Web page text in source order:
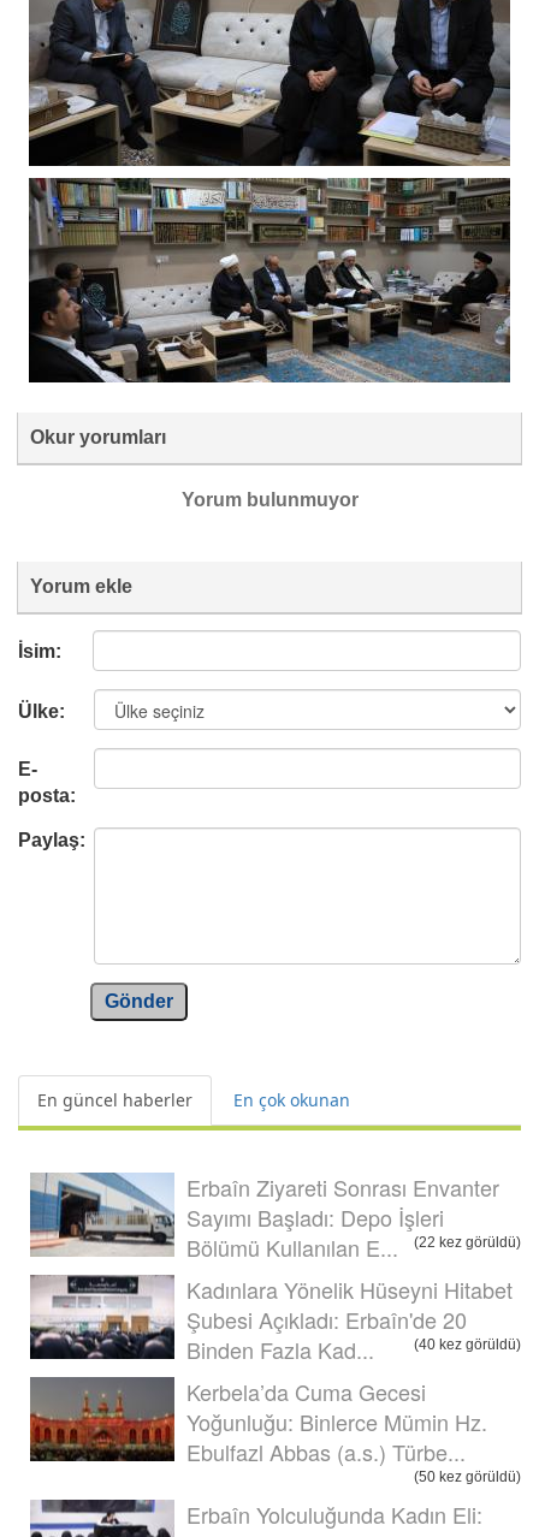
Okur yorumları
Yorum bulunmuyor
Yorum ekle
İsim:
Ülke:
E-
posta:
Paylaş:
Gönder
En güncel haberler En çok okunan
Erbaîn Ziyareti Sonrası Envanter
Sayımı Başladı: Depo İşleri
Bölümü Kullanılan E...
(22 kez görüldü)
Kadınlara Yönelik Hüseyni Hitabet
Şubesi Açıkladı: Erbaîn'de 20
Binden Fazla Kad...
(40 kez görüldü)
Kerbela’da Cuma Gecesi
Yoğunluğu: Binlerce Mümin Hz.
Ebulfazl Abbas (a.s.) Türbe...
(50 kez görüldü)
Erbaîn Yolculuğunda Kadın Eli: